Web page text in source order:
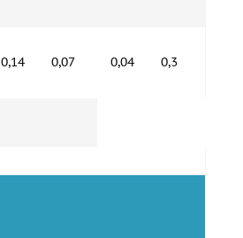
0,14 0,07 0,04 0,3